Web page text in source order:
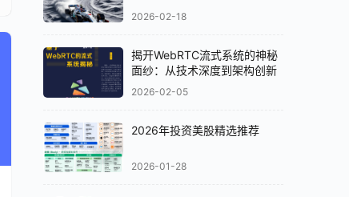
2026-02-18
揭开WebRTC流式系统的神秘
面纱：从技术深度到架构创新
2026-02-05
2026年投资美股精选推荐
2026-01-28